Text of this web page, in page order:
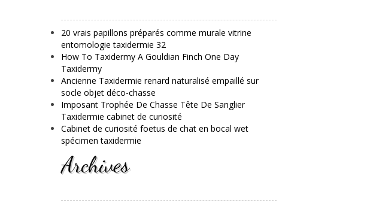
20 vrais papillons préparés comme murale vitrine
entomologie taxidermie 32
How To Taxidermy A Gouldian Finch One Day
Taxidermy
Ancienne Taxidermie renard naturalisé empaillé sur
socle objet déco-chasse
Imposant Trophée De Chasse Tête De Sanglier
Taxidermie cabinet de curiosité
Cabinet de curiosité foetus de chat en bocal wet
spécimen taxidermie
Archives